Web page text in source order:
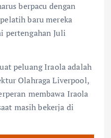
berpacu dengan
baru mereka
pertengahan Juli
peluang Iraola adalah
Olahraga Liverpool,
membawa Iraola
masih bekerja di